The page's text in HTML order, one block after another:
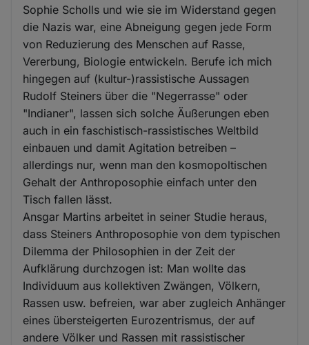
Sophie Scholls und wie sie im Widerstand gegen
die Nazis war, eine Abneigung gegen jede Form
von Reduzierung des Menschen auf Rasse,
Vererbung, Biologie entwickeln. Berufe ich mich
hingegen auf (kultur-)rassistische Aussagen
Rudolf Steiners über die "Negerrasse" oder
"Indianer", lassen sich solche Äußerungen eben
auch in ein faschistisch-rassistisches Weltbild
einbauen und damit Agitation betreiben –
allerdings nur, wenn man den kosmopoltischen
Gehalt der Anthroposophie einfach unter den
Tisch fallen lässt.
Ansgar Martins arbeitet in seiner Studie heraus,
dass Steiners Anthroposophie von dem typischen
Dilemma der Philosophien in der Zeit der
Aufklärung durchzogen ist: Man wollte das
Individuum aus kollektiven Zwängen, Völkern,
Rassen usw. befreien, war aber zugleich Anhänger
eines übersteigerten Eurozentrismus, der auf
andere Völker und Rassen mit rassistischer